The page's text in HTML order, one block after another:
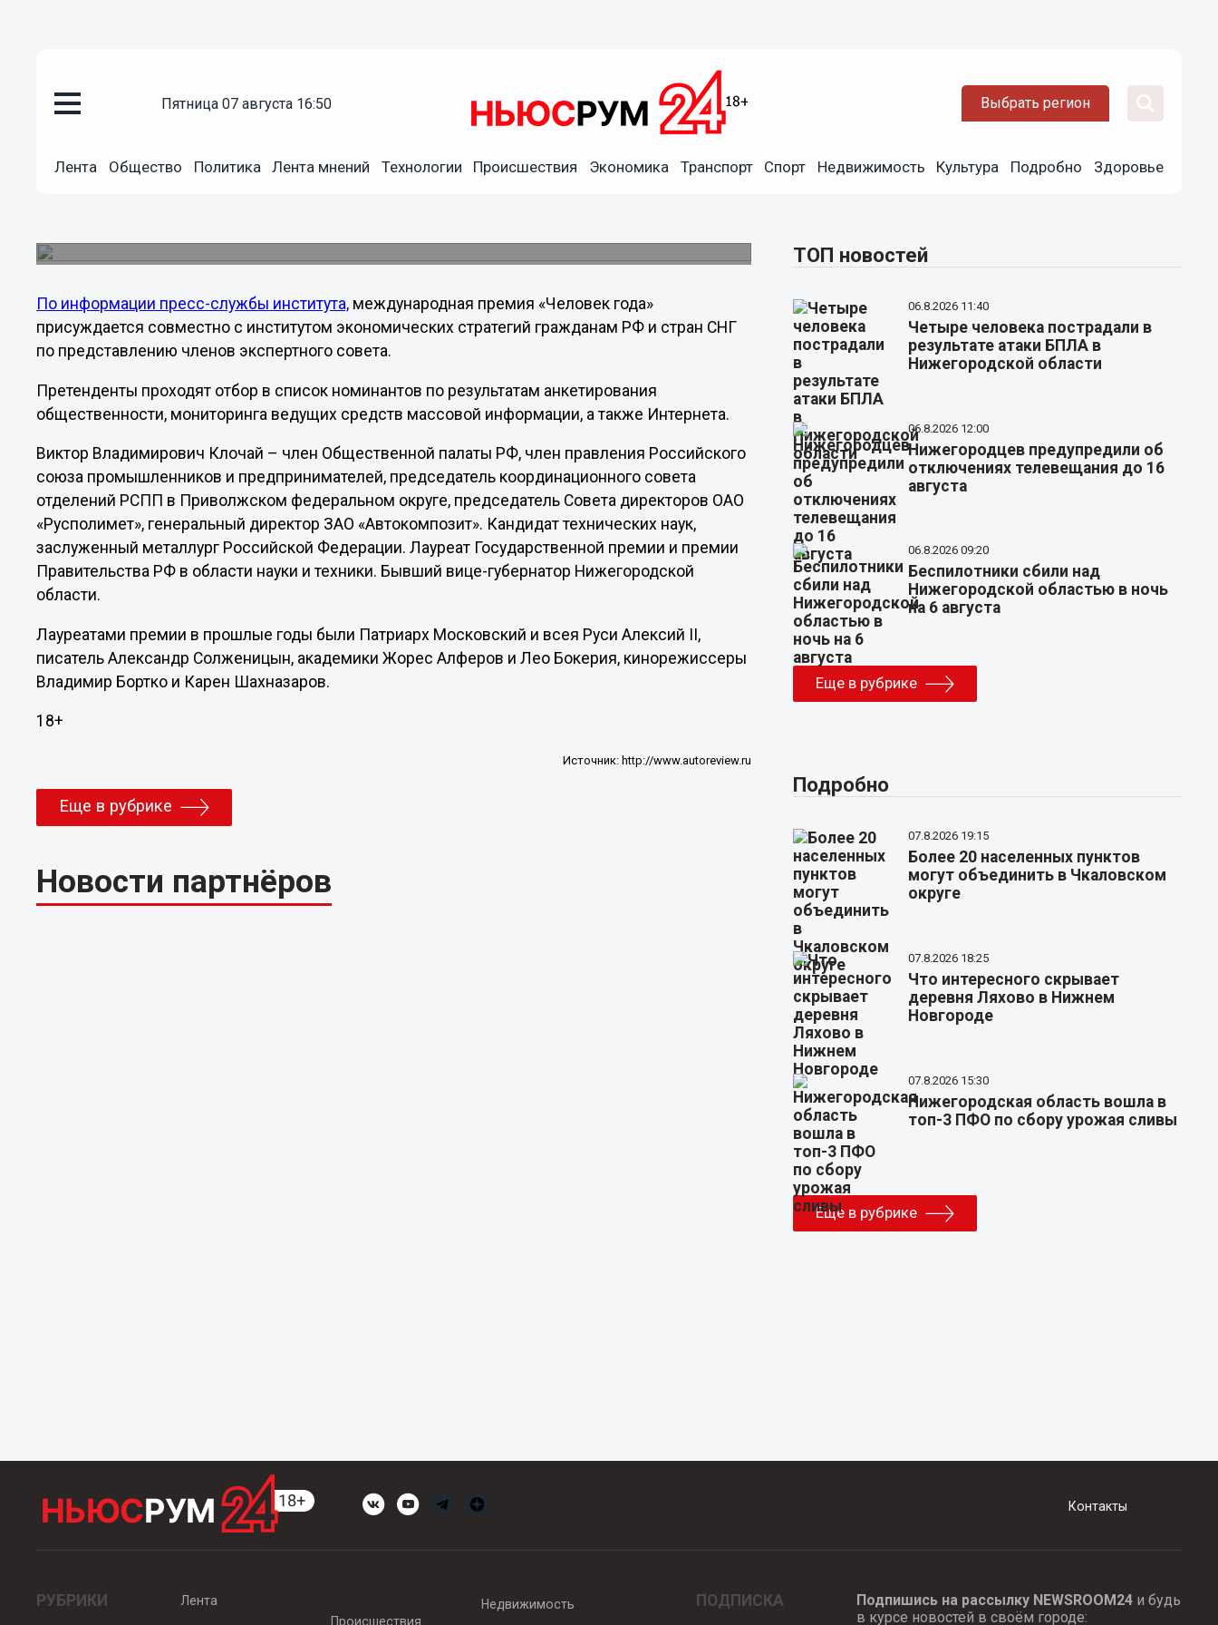
пятница 07 августа 16:50 Выбрать регион
Лента Общество Политика Лента мнений Технологии Происшествия Экономика Транспорт Спорт Недвижимость Культура Подробно Здоровье
12.11.2012 21:57
Виктор Клочай стал лауреатом престижной международной
премии «Человек года-2012»
По информации пресс-службы института, международная премия «Человек года»
присуждается совместно с институтом экономических стратегий гражданам РФ и стран СНГ
по представлению членов экспертного совета.
Претенденты проходят отбор в список номинантов по результатам анкетирования
общественности, мониторинга ведущих средств массовой информации, а также Интернета.
Виктор Владимирович Клочай – член Общественной палаты РФ, член правления Российского
союза промышленников и предпринимателей, председатель координационного совета
отделений РСПП в Приволжском федеральном округе, председатель Совета директоров ОАО
«Русполимет», генеральный директор ЗАО «Автокомпозит». Кандидат технических наук,
заслуженный металлург Российской Федерации. Лауреат Государственной премии и премии
Правительства РФ в области науки и техники. Бывший вице-губернатор Нижегородской
области.
Лауреатами премии в прошлые годы были Патриарх Московский и всея Руси Алексий II,
писатель Александр Солженицын, академики Жорес Алферов и Лео Бокерия, кинорежиссеры
Владимир Бортко и Карен Шахназаров.
18+
Источник: http://www.autoreview.ru
Еще в рубрике
Новости партнёров
ТОП новостей
06.8.2026 11:40
Четыре человека пострадали в
результате атаки БПЛА в
Нижегородской области
06.8.2026 12:00
Нижегородцев предупредили об
отключениях телевещания до 16
августа
06.8.2026 09:20
Беспилотники сбили над
Нижегородской областью в ночь
на 6 августа
Еще в рубрике
Подробно
07.8.2026 19:15
Более 20 населенных пунктов
могут объединить в Чкаловском
округе
07.8.2026 18:25
Что интересного скрывает
деревня Ляхово в Нижнем
Новгороде
07.8.2026 15:30
Нижегородская область вошла в
топ-3 ПФО по сбору урожая сливы
Еще в рубрике
Контакты
РУБРИКИ
Лента
Происшествия
Недвижимость ПОДПИСКА Подпишись на рассылку NEWSROOM24и будь
в курсе новостей в своём городе: